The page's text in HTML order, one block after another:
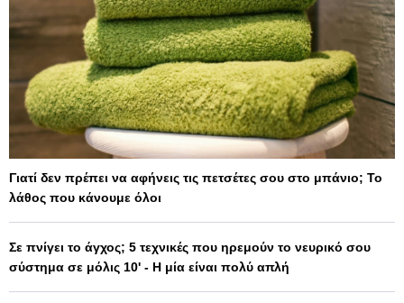
Γιατί δεν πρέπει να αφήνεις τις πετσέτες σου στο μπάνιο; Το
λάθος που κάνουμε όλοι
Σε πνίγει το άγχος; 5 τεχνικές που ηρεμούν το νευρικό σου
σύστημα σε μόλις 10' - Η μία είναι πολύ απλή